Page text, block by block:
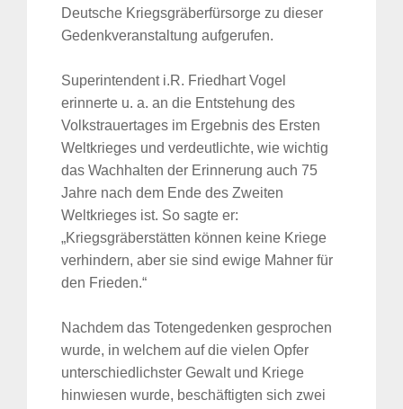
Deutsche Kriegsgräberfürsorge zu dieser
Gedenkveranstaltung aufgerufen.
Superintendent i.R. Friedhart Vogel
erinnerte u. a. an die Entstehung des
Volkstrauertages im Ergebnis des Ersten
Weltkrieges und verdeutlichte, wie wichtig
das Wachhalten der Erinnerung auch 75
Jahre nach dem Ende des Zweiten
Weltkrieges ist. So sagte er:
„Kriegsgräberstätten können keine Kriege
verhindern, aber sie sind ewige Mahner für
den Frieden.“
Nachdem das Totengedenken gesprochen
wurde, in welchem auf die vielen Opfer
unterschiedlichster Gewalt und Kriege
hinwiesen wurde, beschäftigten sich zwei